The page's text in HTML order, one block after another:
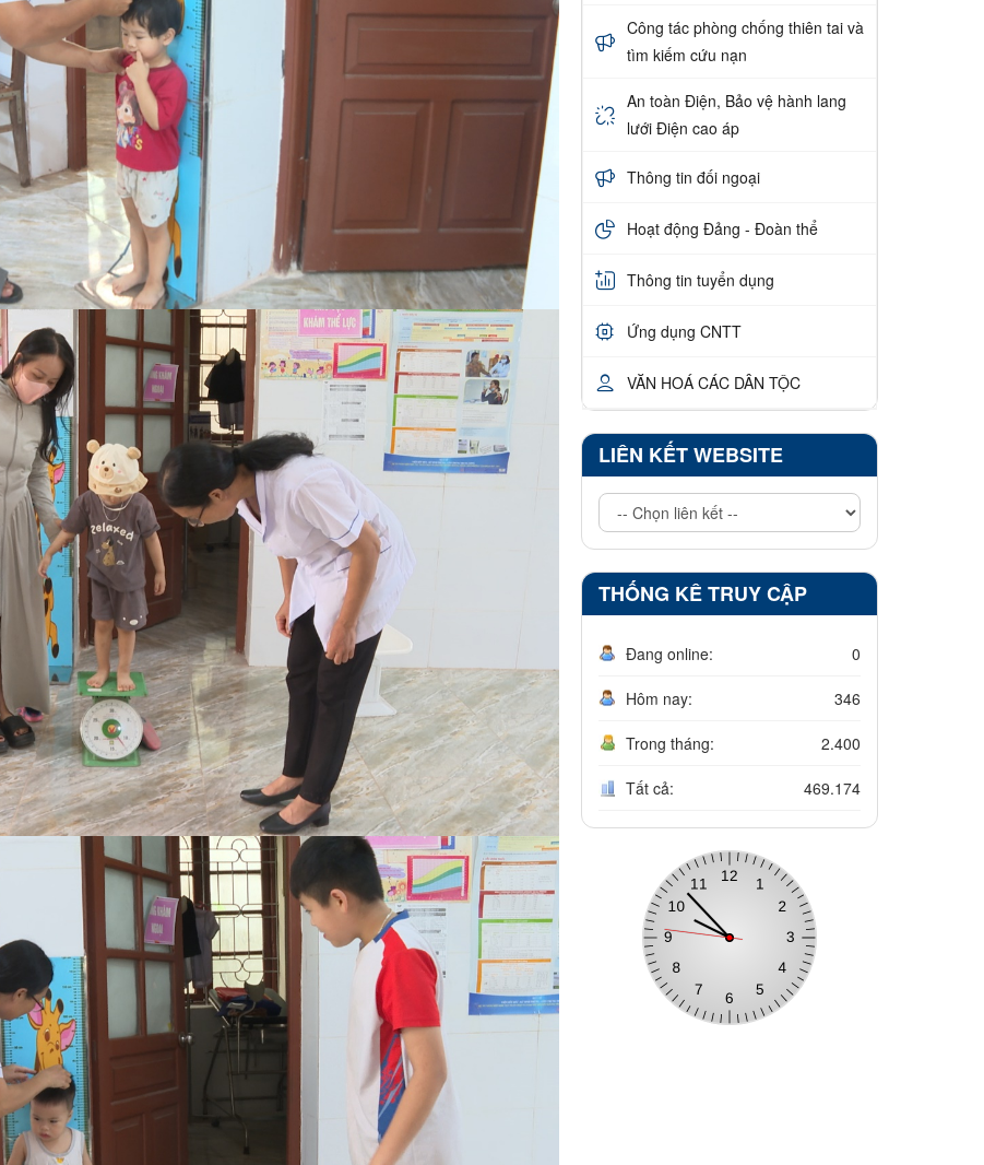
Công tác phòng chống thiên tai và
tìm kiếm cứu nạn
An toàn Điện, Bảo vệ hành lang
lưới Điện cao áp
Thông tin đối ngoại
Hoạt động Đảng - Đoàn thể
Thông tin tuyển dụng
Ứng dụng CNTT
VĂN HOÁ CÁC DÂN TỘC
LIÊN KẾT WEBSITE
THỐNG KÊ TRUY CẬP
Đang online: 0
Hôm nay: 346
Trong tháng: 2.400
Tất cả: 469.174